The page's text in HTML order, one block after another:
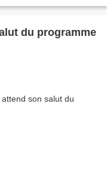
du programme